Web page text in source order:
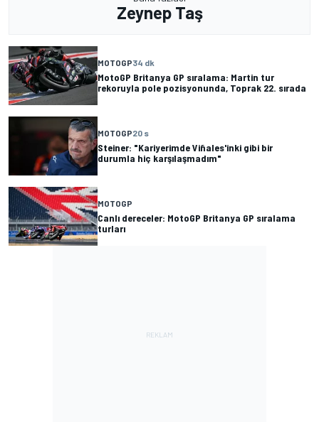
Zeynep Taş
MOTOGP34 dk
MotoGP Britanya GP sıralama: Martin tur
rekoruyla pole pozisyonunda, Toprak 22. sırada
MOTOGP20 s
Steiner: "Kariyerimde Viñales'inki gibi bir
durumla hiç karşılaşmadım"
MOTOGP
Canlı dereceler: MotoGP Britanya GP sıralama
turları